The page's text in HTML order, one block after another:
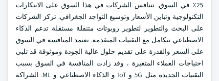
25٪ في السوق. تتنافس الشركات في هذا السوق على الابتكارات
التكنولوجية وتباين الأسعار وتوسيع التواجد الجغرافي. تركز الشركات
على البحث والتطوير لتطوير روبوتات متنقلة مستقلة تدعم الذكاء
الاصطناعي تتكامل مع التقنيات المتقدمة. تعتمد المنافسة في السوق
على السعر والقدرة على تقديم حلول عالية الجودة وموثوقة قد تلبي
احتياجات العملاء المتغيرة ، وقد زادت المنافسة في السوق بسبب
التقنيات الجديدة مثل 5G و IoT و الذكاء الاصطناعي و ML. الشراكة